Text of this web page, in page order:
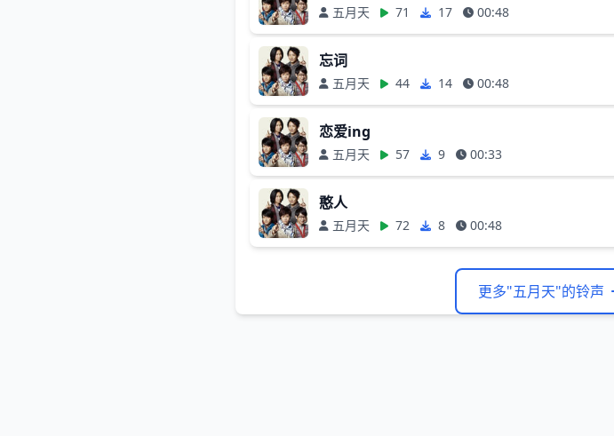
五月天 71 17 00:48
忘词
五月天 44 14 00:48
恋爱ing
五月天 57 9 00:33
憨人
五月天 72 8 00:48
更多"五月天"的铃声